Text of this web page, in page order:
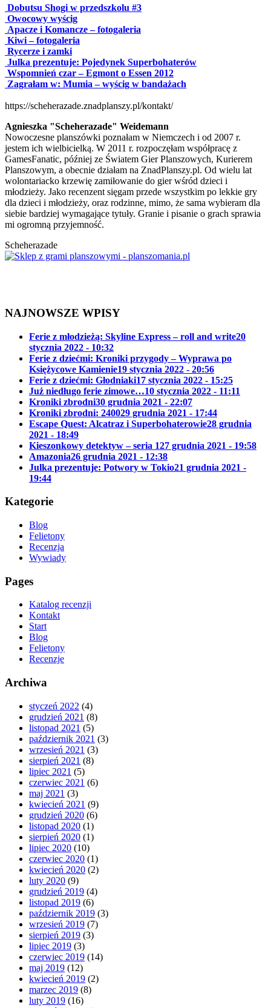
Dobutsu Shogi w przedszkolu #3
Owocowy wyścig
Apacze i Komancze – fotogaleria
Kiwi – fotogaleria
Rycerze i zamki
Julka prezentuje: Pojedynek Superbohaterów
Wspomnień czar – Egmont o Essen 2012
Zagrałam w: Mumia – wyścig w bandażach
https://scheherazade.znadplanszy.pl/kontakt/
Agnieszka "Scheherazade" Weidemann
Nowoczesne planszówki poznałam w Niemczech i od 2007 r.
jestem ich wielbicielką. W 2011 r. rozpoczęłam współpracę z
GamesFanatic, później ze Światem Gier Planszowych, Kurierem
Planszowym, a obecnie działam na ZnadPlanszy.pl. Od wielu lat
wolontariacko krzewię zamiłowanie do gier wśród dzieci i
młodzieży. Jako recenzent sięgam przede wszystkim po lekkie gry
dla dzieci i młodzieży, oraz rodzinne, mimo, że sama wybieram dla
siebie bardziej wymagające tytuły. Granie i pisanie o grach sprawia
mi ogromną przyjemność.
Scheherazade
NAJNOWSZE WPISY
Ferie z młodzieżą: Skyline Express – roll and write20
stycznia 2022 - 10:32
Ferie z dziećmi: Kroniki przygody – Wyprawa po
Księżycowe Kamienie19 stycznia 2022 - 20:56
Ferie z dziećmi: Głodniaki17 stycznia 2022 - 15:25
Już niedługo ferie zimowe…10 stycznia 2022 - 11:11
Kroniki zbrodni30 grudnia 2021 - 22:07
Kroniki zbrodni: 240029 grudnia 2021 - 17:44
Escape Quest: Alcatraz i Superbohaterowie28 grudnia
2021 - 18:49
Kieszonkowy detektyw – seria 127 grudnia 2021 - 19:58
Amazonia26 grudnia 2021 - 12:38
Julka prezentuje: Potwory w Tokio21 grudnia 2021 -
19:44
Kategorie
Blog
Felietony
Recenzja
Wywiady
Pages
Katalog recenzji
Kontakt
Start
Blog
Felietony
Recenzje
Archiwa
styczeń 2022 (4)
grudzień 2021 (8)
listopad 2021 (5)
październik 2021 (3)
wrzesień 2021 (3)
sierpień 2021 (8)
lipiec 2021 (5)
czerwiec 2021 (6)
maj 2021 (3)
kwiecień 2021 (9)
grudzień 2020 (6)
listopad 2020 (1)
sierpień 2020 (1)
lipiec 2020 (10)
czerwiec 2020 (1)
kwiecień 2020 (2)
luty 2020 (9)
grudzień 2019 (4)
listopad 2019 (6)
październik 2019 (3)
wrzesień 2019 (7)
sierpień 2019 (3)
lipiec 2019 (3)
czerwiec 2019 (14)
maj 2019 (12)
kwiecień 2019 (2)
marzec 2019 (8)
luty 2019 (16)